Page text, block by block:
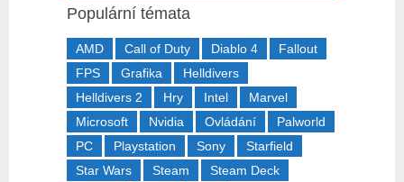
Populární témata
AMD Call of Duty Diablo 4
Fallout
FPS
Grafika
Helldivers
Helldivers 2
Hry Intel
Marvel
Microsoft
Nvidia Ovládání
Palworld
PC
Playstation Sony
Starfield
Star Wars
Steam
Steam Deck